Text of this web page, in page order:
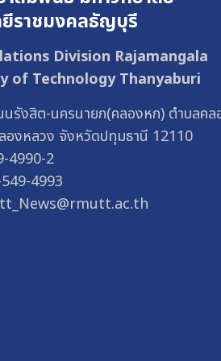
ยีราชมงคลธัญบุรี
Division Rajamangala
of Technology Thanyaburi
รังสิต-นครนายก(คลองหก) ตำบลคล
ลองหลวง จังหวัดปทุมธานี 12110
4990-2
4993